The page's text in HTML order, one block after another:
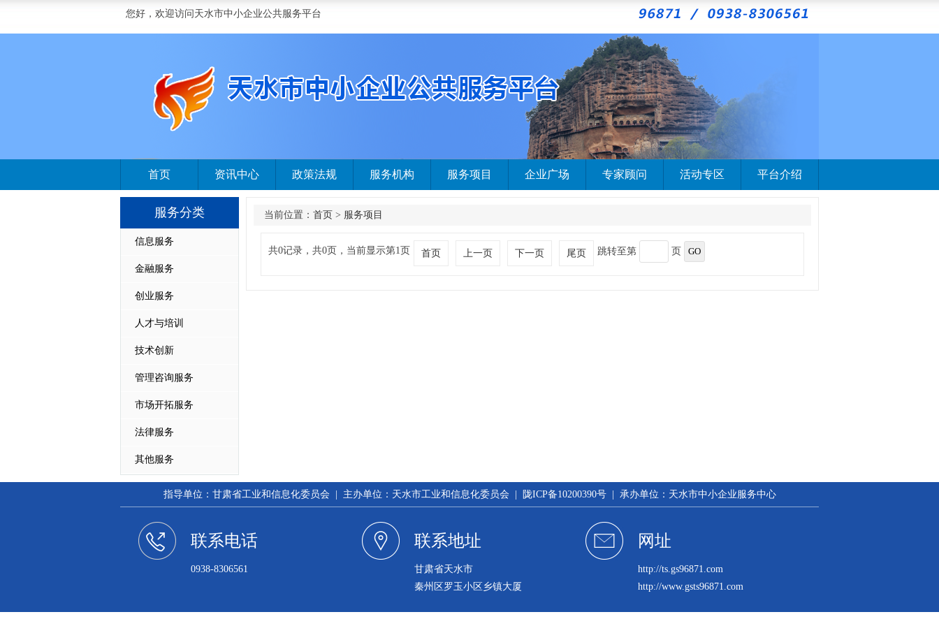
您好，欢迎访问天水市中小企业公共服务平台
首页 资讯中心 政策法规 服务机构 服务项目 企业广场 专家顾问 活动专区 平台介绍
服务分类
信息服务
金融服务
创业服务
人才与培训
技术创新
管理咨询服务
市场开拓服务
法律服务
其他服务
当前位置： 首页 > 服务项目
共0记录，共0页，当前显示第1页 首页 上一页 下一页 尾页 跳转至第 页
指导单位：甘肃省工业和信息化委员会 | 主办单位：天水市工业和信息化委员会 | 陇ICP备10200390号 | 承办单位：天水市中小企业服务中心
联系电话
0938-8306561
联系地址
甘肃省天水市
秦州区罗玉小区乡镇大厦
网址
http://ts.gs96871.com
http://www.gsts96871.com